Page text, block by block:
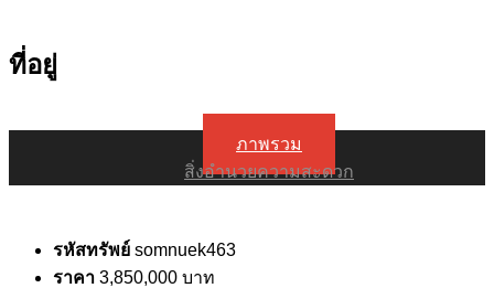
ที่อยู่
ภาพรวม
สิ่งอำนวยความสะดวก
รหัสทรัพย์ somnuek463
ราคา 3,850,000 บาท